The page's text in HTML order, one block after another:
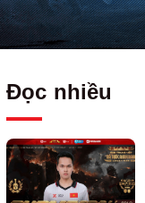
Đọc nhiều